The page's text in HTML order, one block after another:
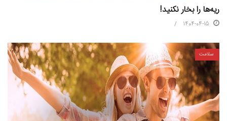
ریه‌‌ها را بخار نکنید!​​​​​​​
1404-04-15
سلامت